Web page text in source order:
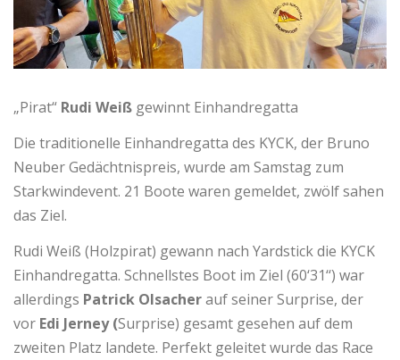
„Pirat“ Rudi Weiß gewinnt Einhandregatta
Die traditionelle Einhandregatta des KYCK, der Bruno
Neuber Gedächtnispreis, wurde am Samstag zum
Starkwindevent. 21 Boote waren gemeldet, zwölf sahen
das Ziel.
Rudi Weiß (Holzpirat) gewann nach Yardstick die KYCK
Einhandregatta. Schnellstes Boot im Ziel (60‘31‘‘) war
allerdings Patrick Olsacherauf seiner Surprise, der
vor Edi Jerney (Surprise) gesamt gesehen auf dem
zweiten Platz landete. Perfekt geleitet wurde das Race